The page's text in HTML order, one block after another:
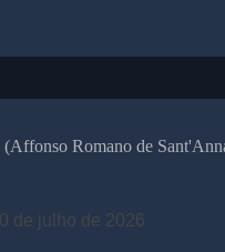
Romano de
de julho de 2026